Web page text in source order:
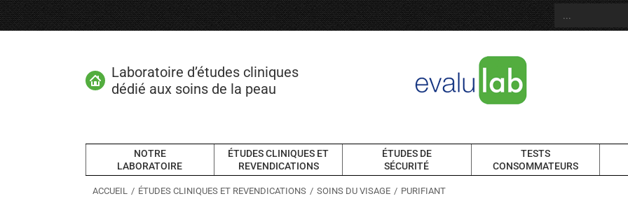
Laboratoire d’études cliniques
dédié aux soins de la peau
NOTRE
LABORATOIRE
ÉTUDES CLINIQUES ET
REVENDICATIONS
ÉTUDES DE
SÉCURITÉ
TESTS
CONSOMMATEURS
Vous êtes ici :
ACCUEIL ÉTUDES CLINIQUES ET REVENDICATIONS SOINS DU VISAGE PURIFIANT